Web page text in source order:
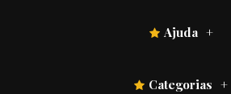
Ajuda
Categorias